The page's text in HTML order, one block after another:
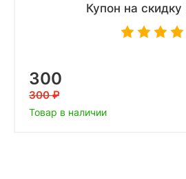
Купон на
300
300
Товар в наличии